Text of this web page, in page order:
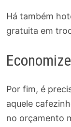
Há também
gratuita em
Por fim, é
aquele
no orçamento